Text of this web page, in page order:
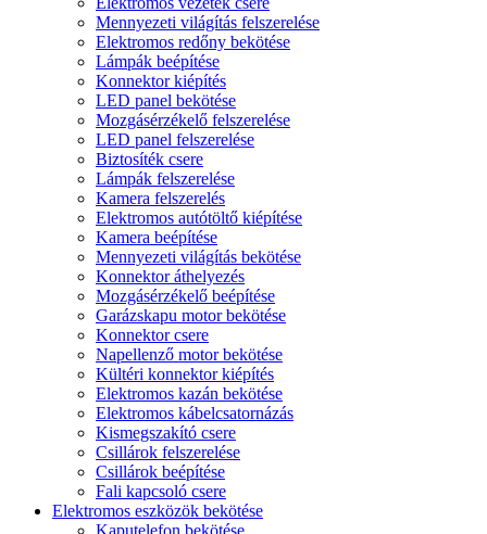
Mennyezeti világítás felszerelése
Elektromos redőny bekötése
Lámpák beépítése
Konnektor kiépítés
LED panel bekötése
Mozgásérzékelő felszerelése
LED panel felszerelése
Biztosíték csere
Lámpák felszerelése
Kamera felszerelés
Elektromos autótöltő kiépítése
Kamera beépítése
Mennyezeti világítás bekötése
Konnektor áthelyezés
Mozgásérzékelő beépítése
Garázskapu motor bekötése
Konnektor csere
Napellenző motor bekötése
Kültéri konnektor kiépítés
Elektromos kazán bekötése
Elektromos kábelcsatornázás
Kismegszakító csere
Csillárok felszerelése
Csillárok beépítése
Fali kapcsoló csere
Elektromos eszközök bekötése
Kaputelefon bekötése